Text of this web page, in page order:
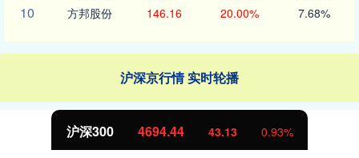
10 方邦股份 146.16 20.00% 7.68%
沪深京行情 实时轮播
沪深300 4694.44 43.13 0.93%